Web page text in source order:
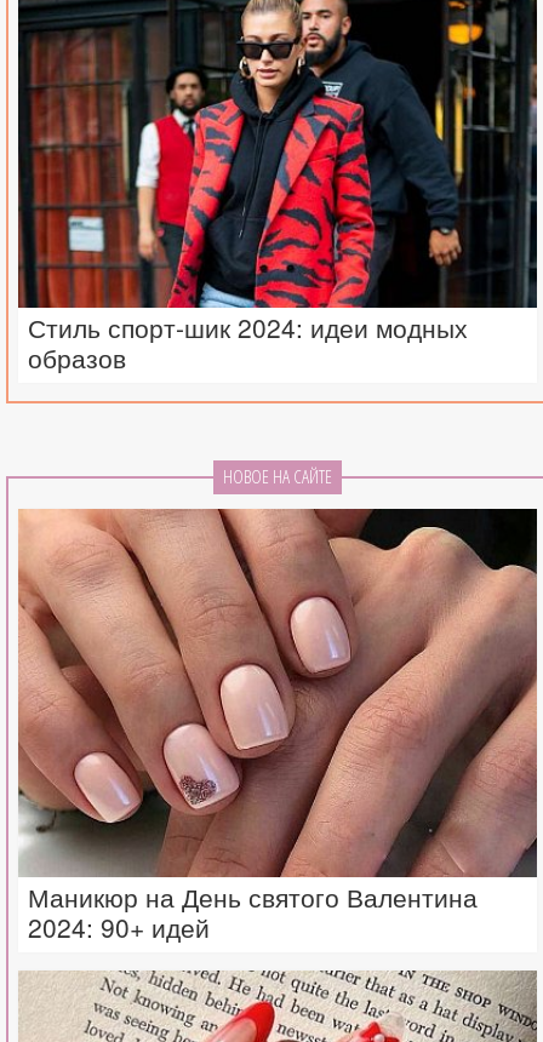
Стиль спорт-шик 2024: идеи модных
образов
НОВОЕ НА САЙТЕ
Маникюр на День святого Валентина
2024: 90+ идей